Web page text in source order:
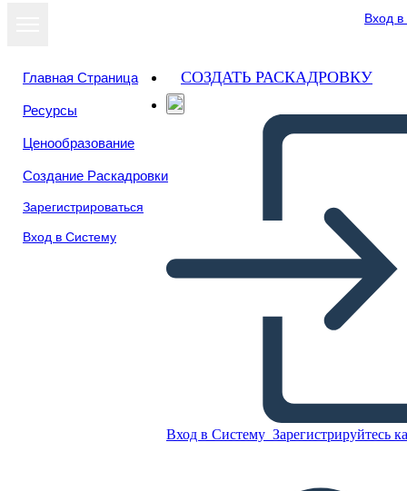
Вход
Главная Страница
Ресурсы
Ценообразование
Создание Раскадровки
Зарегистрироваться
Вход в Систему
СОЗДАТЬ РАСКАДРОВКУ
Вход в Систему Зарегистрируйтесь